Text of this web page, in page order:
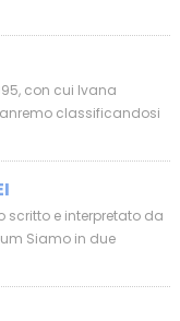
con cui Ivana
classificandosi
scritto e interpretato da
Siamo in due